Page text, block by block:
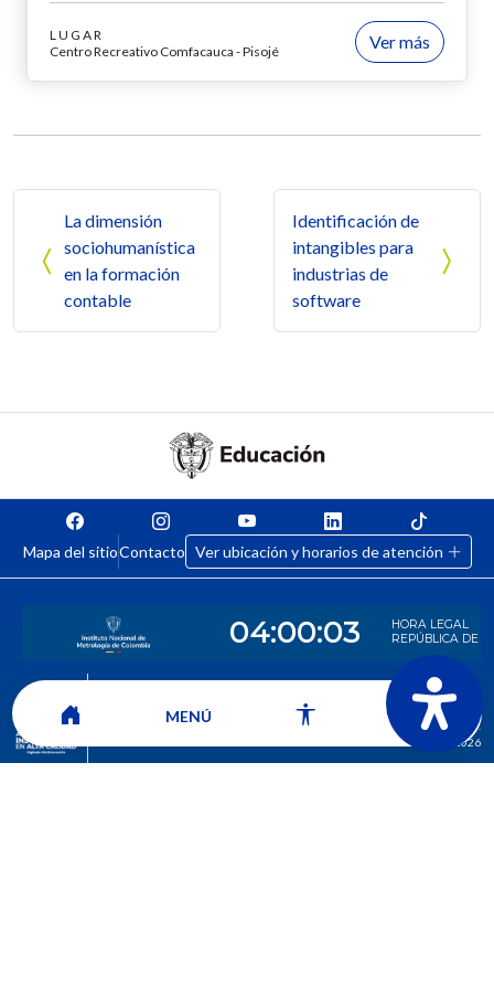
LUGAR
Centro Recreativo Comfacauca - Pisojé
Ver más
La dimensión
sociohumanística
en la formación
contable
Identificación de
intangibles para
industrias de
software
Mapa del sitioContacto Ver ubicación y horarios de atención
CORPORACIÓN UNIVERSITARIA COMFACAUCA - UNICOMFACAUCA
Institución de Educación Superior sujeta a inspección y vigilancia por el
Ministerio de Educación Nacional.
© 2026
MENÚ